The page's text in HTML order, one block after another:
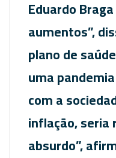
Eduardo
aumentos”,
plano de
uma
com a
inflação, seria
absurdo”,